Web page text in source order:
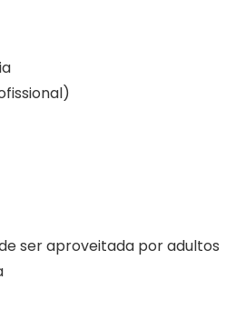
ser aproveitada por adultos